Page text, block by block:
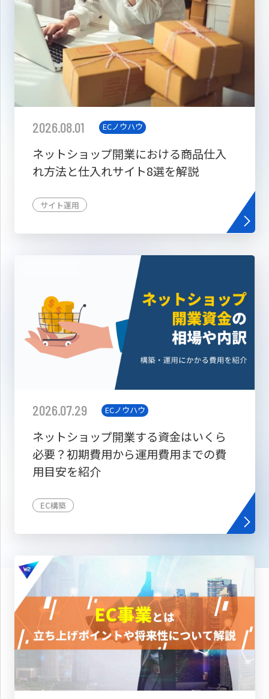
2026.08.01 ECノウハウ
ネットショップ開業における商品仕入
れ方法と仕入れサイト8選を解説
サイト運用
2026.07.29 ECノウハウ
ネットショップ開業する資金はいくら
必要？初期費用から運用費用までの費
用目安を紹介
EC構築